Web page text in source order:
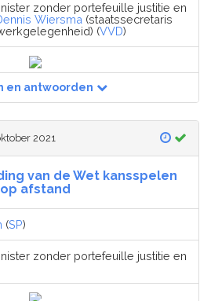
zonder portefeuille justitie en
Wiersma (staatssecretaris
(VVD)
en antwoorden
2021
van de Wet kansspelen
op afstand
(SP)
zonder portefeuille justitie en